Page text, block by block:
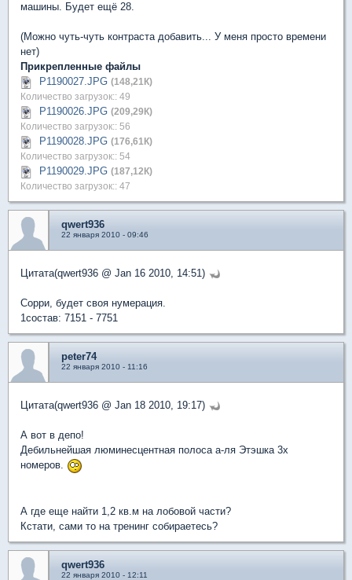
машины. Будет ещё 28.
(Можно чуть-чуть контраста добавить... У меня просто времени
нет)
Прикрепленные файлы
P1190027.JPG (148,21К)
Количество загрузок:: 49
P1190026.JPG (209,29К)
Количество загрузок:: 56
P1190028.JPG (176,61К)
Количество загрузок:: 54
P1190029.JPG (187,12К)
Количество загрузок:: 47
qwert936
22 января 2010 - 09:46
Цитата(qwert936 @ Jan 16 2010, 14:51)
Сорри, будет своя нумерация.
1состав: 7151 - 7751
peter74
22 января 2010 - 11:16
Цитата(qwert936 @ Jan 18 2010, 19:17)
А вот в депо!
Дебильнейшая люминесцентная полоса а-ля Этэшка 3х
номеров.
А где еще найти 1,2 кв.м на лобовой части?
Кстати, сами то на тренинг собираетесь?
qwert936
22 января 2010 - 12:11